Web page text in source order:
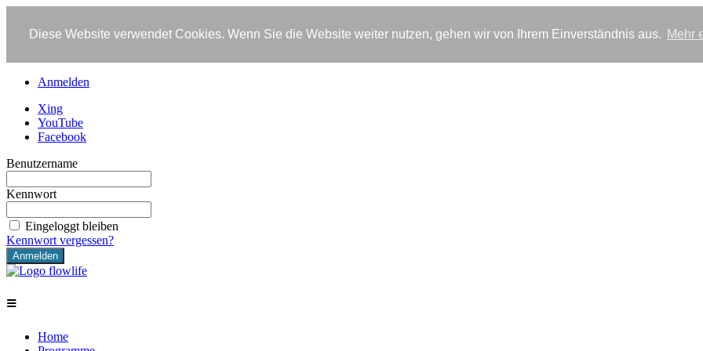
Diese Website verwendet Cookies. Wenn Sie die Website weiter nutzen, gehen wir von Ihrem Einverständnis aus. Mehr
Anmelden
Xing
YouTube
Facebook
Benutzername
Kennwort
Eingeloggt bleiben
Kennwort vergessen?
≡
Home